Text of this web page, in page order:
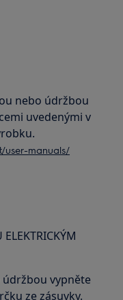
nebo údržbou
uvedenými v
user-manuals/
ELEKTRICKÝM
vypněte
ze zásuvky.